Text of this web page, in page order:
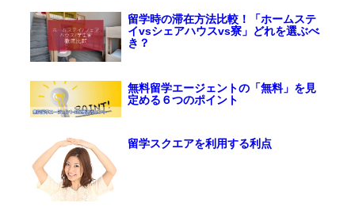
留学時の滞在方法比較！「ホームステ
イvsシェアハウスvs寮」どれを選ぶべ
き？
無料留学エージェントの「無料」を見
定める６つのポイント
留学スクエアを利用する利点